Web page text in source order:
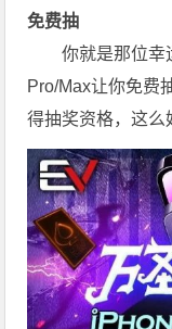
免费抽
你就是那位幸
Pro/Max让你免费
得抽奖资格，这么